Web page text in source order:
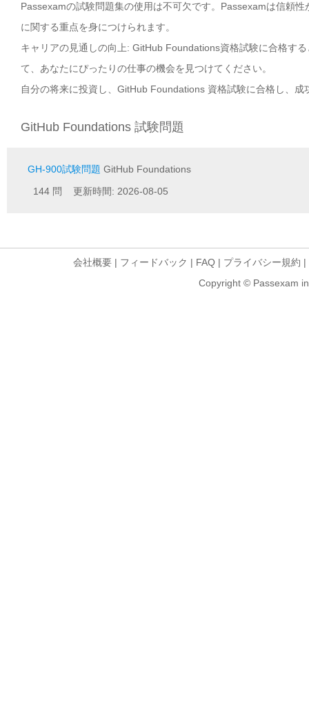
Passexamの試験問題集の使用は不可欠です。Passexamは信頼
に関する重点を身につけられます。
キャリアの見通しの向上: GitHub Foundations資格試験に合格す
て、あなたにぴったりの仕事の機会を見つけてください。
自分の将来に投資し、GitHub Foundations 資格試験に合格し、
GitHub Foundations 試験問題
GH-900試験問題 GitHub Foundations
144 問 更新時間: 2026-08-05
会社概要 | フィードバック | FAQ | プライバシー規約 |
Copyright © Passexam